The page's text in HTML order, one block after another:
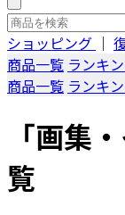
ショッピング ｜
商品一覧 ランキ
商品一覧 ランキ
「画集
覧